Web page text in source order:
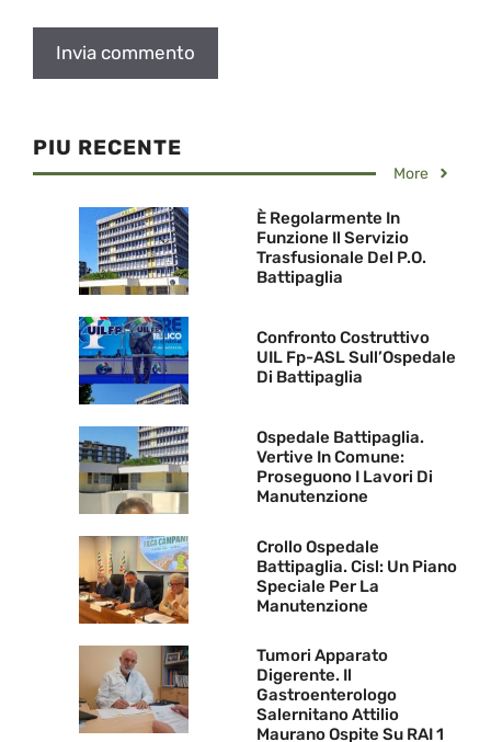
PIU RECENTE
More
È Regolarmente In
Funzione Il Servizio
Trasfusionale Del P.O.
Battipaglia
Confronto Costruttivo
UIL Fp-ASL Sull’Ospedale
Di Battipaglia
Ospedale Battipaglia.
Vertive In Comune:
Proseguono I Lavori Di
Manutenzione
Crollo Ospedale
Battipaglia. Cisl: Un Piano
Speciale Per La
Manutenzione
Tumori Apparato
Digerente. Il
Gastroenterologo
Salernitano Attilio
Maurano Ospite Su RAI 1